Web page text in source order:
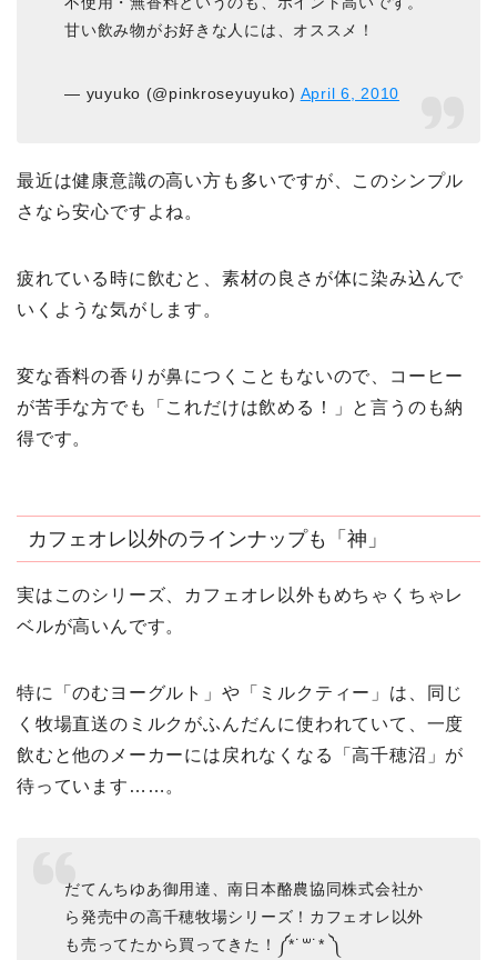
甘い飲み物がお好きな人には、オススメ！
— yuyuko (@pinkroseyuyuko) April 6, 2010
最近は健康意識の高い方も多いですが、このシンプル
さなら安心ですよね。
疲れている時に飲むと、素材の良さが体に染み込んで
いくような気がします。
変な香料の香りが鼻につくこともないので、コーヒー
が苦手な方でも「これだけは飲める！」と言うのも納
得です。
カフェオレ以外のラインナップも「神」
実はこのシリーズ、カフェオレ以外もめちゃくちゃレ
ベルが高いんです。
特に「のむヨーグルト」や「ミルクティー」は、同じ
く牧場直送のミルクがふんだんに使われていて、一度
飲むと他のメーカーには戻れなくなる「高千穂沼」が
待っています……。
だてんちゆあ御用達、南日本酪農協同株式会社か
ら発売中の高千穂牧場シリーズ！カフェオレ以外
も売ってたから買ってきた！༼*˙꒳˙* ༽